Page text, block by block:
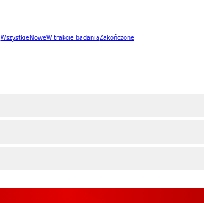
WszystkieNoweW trakcie badaniaZakończone